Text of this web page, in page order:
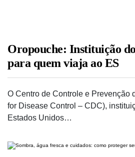
Oropouche: Instituição
para quem viaja ao ES
O Centro de Controle e Prevenção
for Disease Control – CDC),
Estados Unidos…